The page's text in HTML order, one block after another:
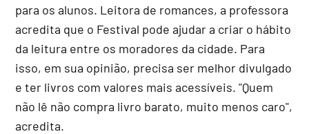
para os alunos. Leitora de romances, a professora
acredita que o Festival pode ajudar a criar o hábito
da leitura entre os moradores da cidade. Para
isso, em sua opinião, precisa ser melhor divulgado
e ter livros com valores mais acessíveis. "Quem
não lê não compra livro barato, muito menos caro",
acredita.